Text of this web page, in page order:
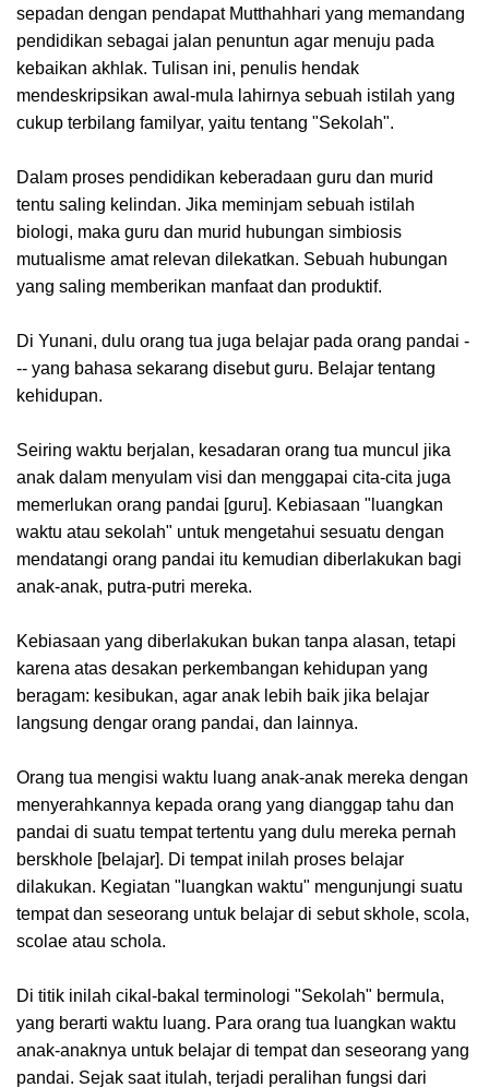
sepadan dengan pendapat Mutthahhari yang memandang
pendidikan sebagai jalan penuntun agar menuju pada
kebaikan akhlak. Tulisan ini, penulis hendak
mendeskripsikan awal-mula lahirnya sebuah istilah yang
cukup terbilang familyar, yaitu tentang "Sekolah".
Dalam proses pendidikan keberadaan guru dan murid
tentu saling kelindan. Jika meminjam sebuah istilah
biologi, maka guru dan murid hubungan simbiosis
mutualisme amat relevan dilekatkan. Sebuah hubungan
yang saling memberikan manfaat dan produktif.
Di Yunani, dulu orang tua juga belajar pada orang pandai -
-- yang bahasa sekarang disebut guru. Belajar tentang
kehidupan.
Seiring waktu berjalan, kesadaran orang tua muncul jika
anak dalam menyulam visi dan menggapai cita-cita juga
memerlukan orang pandai [guru]. Kebiasaan "luangkan
waktu atau sekolah" untuk mengetahui sesuatu dengan
mendatangi orang pandai itu kemudian diberlakukan bagi
anak-anak, putra-putri mereka.
Kebiasaan yang diberlakukan bukan tanpa alasan, tetapi
karena atas desakan perkembangan kehidupan yang
beragam: kesibukan, agar anak lebih baik jika belajar
langsung dengar orang pandai, dan lainnya.
Orang tua mengisi waktu luang anak-anak mereka dengan
menyerahkannya kepada orang yang dianggap tahu dan
pandai di suatu tempat tertentu yang dulu mereka pernah
berskhole [belajar]. Di tempat inilah proses belajar
dilakukan. Kegiatan "luangkan waktu" mengunjungi suatu
tempat dan seseorang untuk belajar di sebut skhole, scola,
scolae atau schola.
Di titik inilah cikal-bakal terminologi "Sekolah" bermula,
yang berarti waktu luang. Para orang tua luangkan waktu
anak-anaknya untuk belajar di tempat dan seseorang yang
pandai. Sejak saat itulah, terjadi peralihan fungsi dari